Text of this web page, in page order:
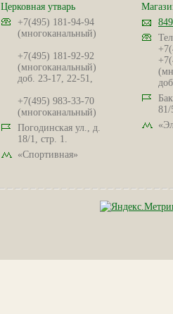
Церковная утварь
+7(495) 181-94-94
(многоканальный)
+7(495) 181-92-92
(многоканальный)
доб. 23-17, 22-51,
+7(495) 983-33-70
(многоканальный)
Погодинская ул., д.
18/1, стр. 1.
«Спортивная»
81/